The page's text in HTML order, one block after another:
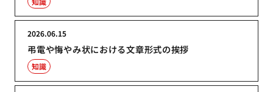
弔電や悔やみ状における文章形式の挨拶
2026.06.15
知識